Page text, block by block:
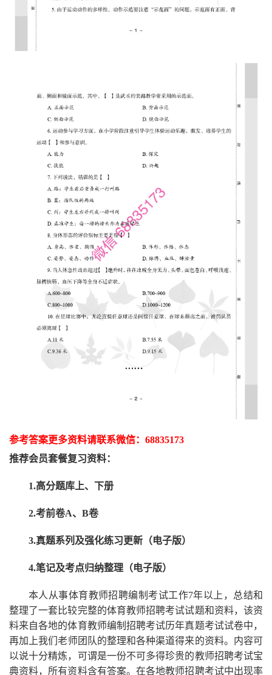
参考答案更多资料请联系微信： 68835173
推荐会员套餐复习资料：
1.高分题库上、下册
2.考前卷A、B卷
3.真题系列及强化练习更新（电子版）
4.笔记及考点归纳整理（电子版）
本人从事体育教师招聘编制考试工作7年以上，总结和
整理了一套比较完整的体育教师招聘考试试题和资料，该资
料来自各地的体育教师编制招聘考试历年真题考试试卷中，
再加上我们老师 团队的整理和各种渠道得来的资料。内容可
以说十分精炼，可谓是一份不可多得珍贵的教师招聘考试宝
典资料，所有资料含有答案。在各地教师招聘考试中出现率